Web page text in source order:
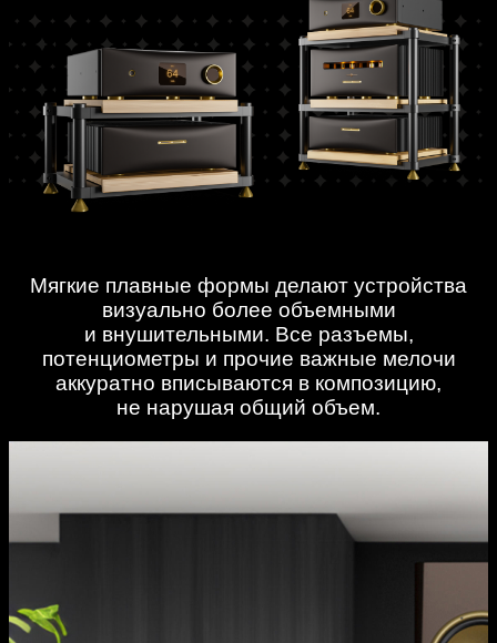
Мягкие плавные формы делают устройства
визуально более объемными
и внушительными. Все разъемы,
потенциометры и прочие важные мелочи
аккуратно вписываются в композицию,
не нарушая общий объем.